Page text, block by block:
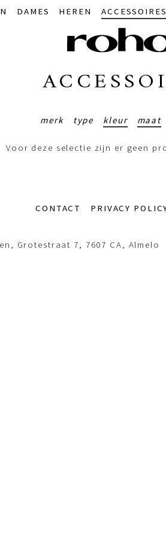
DAMES HEREN ACCESSOIRES
merk type kleur maat
Voor deze selectie zijn er geen
CONTACT PRIVACY
Grotestraat 7, 7607 CA,